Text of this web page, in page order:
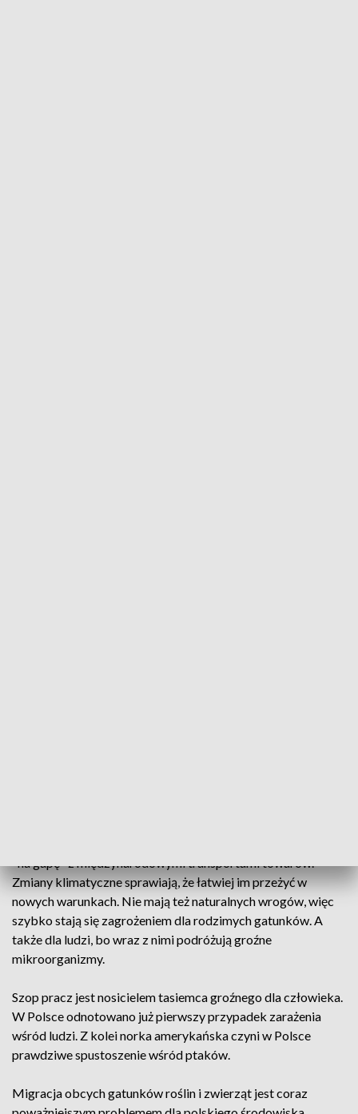
"na gapę" z międzynarodowymi transportami towarów.
Zmiany klimatyczne sprawiają, że łatwiej im przeżyć w
nowych warunkach. Nie mają też naturalnych wrogów, więc
szybko stają się zagrożeniem dla rodzimych gatunków. A
także dla ludzi, bo wraz z nimi podróżują groźne
mikroorganizmy.
Szop pracz jest nosicielem tasiemca groźnego dla człowieka.
W Polsce odnotowano już pierwszy przypadek zarażenia
wśród ludzi. Z kolei norka amerykańska czyni w Polsce
prawdziwe spustoszenie wśród ptaków.
Migracja obcych gatunków roślin i zwierząt jest coraz